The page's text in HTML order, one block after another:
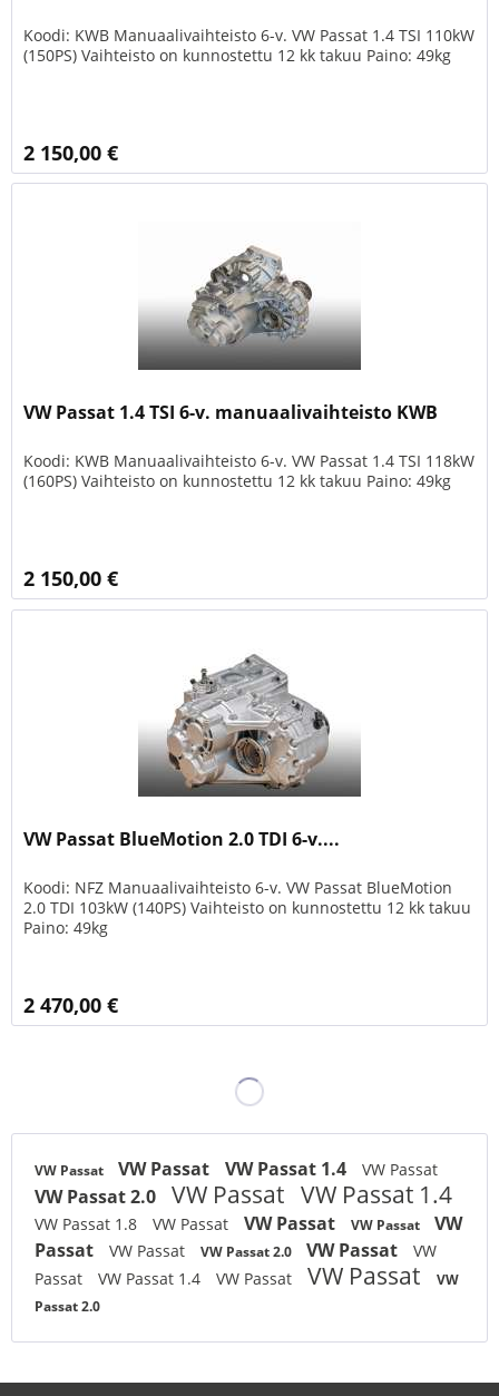
Koodi: KWB Manuaalivaihteisto 6-v. VW Passat 1.4 TSI 110kW
(150PS) Vaihteisto on kunnostettu 12 kk takuu Paino: 49kg
2 150,00 €
VW Passat 1.4 TSI 6-v. manuaalivaihteisto KWB
Koodi: KWB Manuaalivaihteisto 6-v. VW Passat 1.4 TSI 118kW
(160PS) Vaihteisto on kunnostettu 12 kk takuu Paino: 49kg
2 150,00 €
VW Passat BlueMotion 2.0 TDI 6-v....
Koodi: NFZ Manuaalivaihteisto 6-v. VW Passat BlueMotion
2.0 TDI 103kW (140PS) Vaihteisto on kunnostettu 12 kk takuu
Paino: 49kg
2 470,00 €
VW Passat VW Passat VW Passat 1.4 VW Passat
VW Passat 2.0 VW Passat VW Passat 1.4
VW Passat 1.8 VW Passat VW Passat VW Passat
VW
Passat
VW Passat VW Passat 2.0 VW Passat
VW
Passat
VW Passat 1.4 VW Passat VW Passat
VW
Passat 2.0